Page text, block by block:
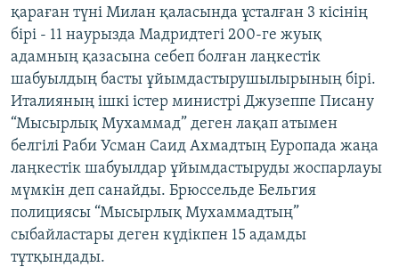
ЖАЗЫЛЫҢЫЗ
Басқа тілдерде
қараған түні Милан қаласында ұсталған 3 кісінің
бірі - 11 наурызда Мадридтегі 200-ге жуық
адамның қазасына себеп болған лаңкестік
шабуылдың басты ұйымдастырушылырының бірі.
Италияның ішкі істер министрі Джузеппе Писану
“Мысырлық Мухаммад” деген лақап атымен
белгілі Раби Усман Саид Ахмадтың Еуропада жаңа
лаңкестік шабуылдар ұйымдастыруды жоспарлауы
мүмкін деп санайды. Брюссельде Бельгия
полициясы “Мысырлық Мухаммадтың”
сыбайластары деген күдікпен 15 адамды
тұтқындады.